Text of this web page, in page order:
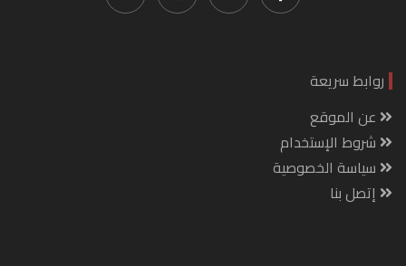
روابط سريعة
عن الموقع
شروط الإستخدام
سياسة الخصوصية
إتصل بنا